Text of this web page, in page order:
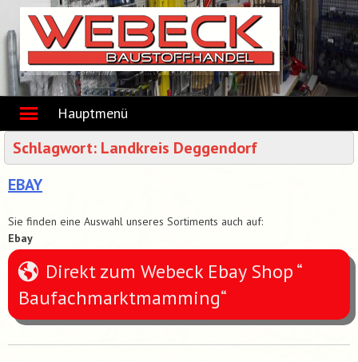
content
Hauptmenü
Schlagwort: Landkreis Deggendorf
EBAY
Sie finden eine Auswahl unseres Sortiments auch auf:
Ebay
Direkt zum Webeck Ebay Shop “
Baufachmarktmamming“